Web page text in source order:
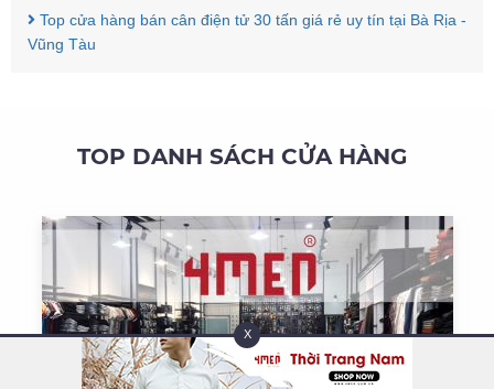
Top cửa hàng bán cân điện tử 30 tấn giá rẻ uy tín tại Bà Rịa -
Vũng Tàu
TOP DANH SÁCH CỬA HÀNG
X